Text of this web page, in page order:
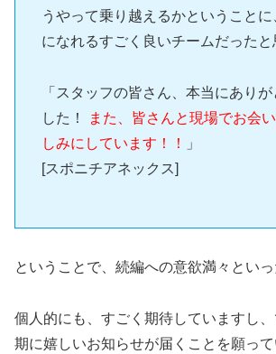
うやって乗り越えるかということ
になれるすごく良いチームだったと
「スタッフの皆さん、本当にあり
した！
また、皆さんと現場でお会
しみにしています！！
」
[スポニチアネックス]
ということで、続編への意欲満々といっ
個人的にも、すごく期待していますし
期に嬉しいお知らせが届くことを願って